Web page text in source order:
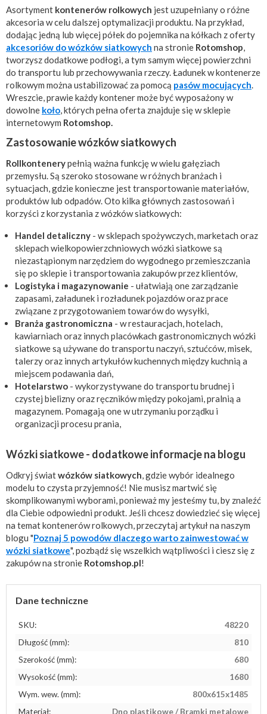
Asortyment kontenerów rolkowych jest uzupełniany o różne
akcesoria w celu dalszej optymalizacji produktu. Na przykład,
dodając jedną lub więcej półek do pojemnika na kółkach z oferty
akcesoriów do wózków siatkowych na stronie Rotomshop,
tworzysz dodatkowe podłogi, a tym samym więcej powierzchni
do transportu lub przechowywania rzeczy. Ładunek w kontenerze
rolkowym można ustabilizować za pomocą pasów mocujących.
Wreszcie, prawie każdy kontener może być wyposażony w
dowolne koło, których pełna oferta znajduje się w sklepie
internetowym Rotomshop.
Zastosowanie wózków siatkowych
Rollkontenerypełnią ważna funkcję w wielu gałęziach
przemysłu. Są szeroko stosowane w różnych branżach i
sytuacjach, gdzie konieczne jest transportowanie materiałów,
produktów lub odpadów. Oto kilka głównych zastosowań i
korzyści z korzystania z wózków siatkowych:
Handel detaliczny - w sklepach spożywczych, marketach oraz
sklepach wielkopowierzchniowych wózki siatkowe są
niezastąpionym narzędziem do wygodnego przemieszczania
się po sklepie i transportowania zakupów przez klientów,
Logistyka i magazynowanie - ułatwiają one zarządzanie
zapasami, załadunek i rozładunek pojazdów oraz prace
związane z przygotowaniem towarów do wysyłki,
Branża gastronomiczna - w restauracjach, hotelach,
kawiarniach oraz innych placówkach gastronomicznych wózki
siatkowe są używane do transportu naczyń, sztućców, misek,
talerzy oraz innych artykułów kuchennych między kuchnią a
miejscem podawania dań,
Hotelarstwo - wykorzystywane do transportu brudnej i
czystej bielizny oraz ręczników między pokojami, pralnią a
magazynem. Pomagają one w utrzymaniu porządku i
organizacji procesu prania,
Wózki siatkowe - dodatkowe informacje na blogu
Odkryj światwózków siatkowych, gdzie wybór idealnego
modelu to czysta przyjemność! Nie musisz martwić się
skomplikowanymi wyborami, ponieważ my jesteśmy tu, by znaleźć
dla Ciebie odpowiedni produkt. Jeśli chcesz dowiedzieć się więcej
na temat kontenerów rolkowych, przeczytaj artykuł na naszym
blogu "Poznaj 5 powodów dlaczego warto zainwestować w
wózki siatkowe", pozbądź się wszelkich wątpliwości i ciesz się z
zakupów na stronie Rotomshop.pl!
Dane techniczne
SKU:
48220
Długość (mm):
810
Szerokość (mm):
680
Wysokość (mm):
1680
Wym. wew. (mm):
800x615x1485
Materiał:
Dno plastikowe / Bramki metalowe